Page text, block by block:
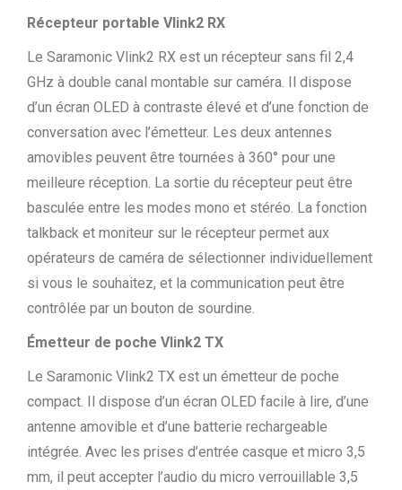
Récepteur portable Vlink2 RX
Le Saramonic Vlink2 RX est un récepteur sans fil 2,4
GHz à double canal montable sur caméra. Il dispose
d’un écran OLED à contraste élevé et d’une fonction de
conversation avec l’émetteur. Les deux antennes
amovibles peuvent être tournées à 360° pour une
meilleure réception. La sortie du récepteur peut être
basculée entre les modes mono et stéréo. La fonction
talkback et moniteur sur le récepteur permet aux
opérateurs de caméra de sélectionner individuellement
si vous le souhaitez, et la communication peut être
contrôlée par un bouton de sourdine.
Émetteur de poche Vlink2 TX
Le Saramonic Vlink2 TX est un émetteur de poche
compact. Il dispose d’un écran OLED facile à lire, d’une
antenne amovible et d’une batterie rechargeable
intégrée. Avec les prises d’entrée casque et micro 3,5
mm, il peut accepter l’audio du micro verrouillable 3,5